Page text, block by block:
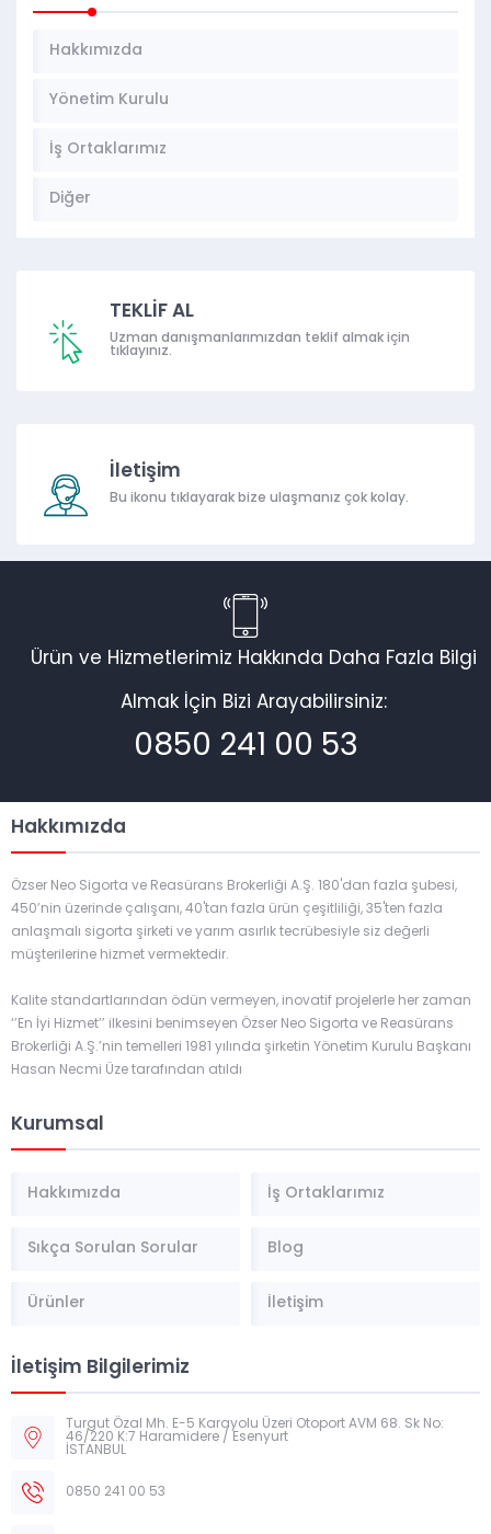
Hakkımızda
Yönetim Kurulu
İş Ortaklarımız
Diğer
TEKLİF AL
Uzman danışmanlarımızdan teklif almak için
tıklayınız.
İletişim
Bu ikonu tıklayarak bize ulaşmanız çok kolay.
Ürün ve Hizmetlerimiz Hakkında Daha Fazla Bilgi
Almak İçin Bizi Arayabilirsiniz:
0850 241 00 53
Hakkımızda
Özser Neo Sigorta ve Reasürans Brokerliği A.Ş. 180'dan fazla şubesi,
450’nin üzerinde çalışanı, 40'tan fazla ürün çeşitliliği, 35'ten fazla
anlaşmalı sigorta şirketi ve yarım asırlık tecrübesiyle siz değerli
müşterilerine hizmet vermektedir.
Kalite standartlarından ödün vermeyen, inovatif projelerle her zaman
‘’En İyi Hizmet’’ ilkesini benimseyen Özser Neo Sigorta ve Reasürans
Brokerliği A.Ş.’nin temelleri 1981 yılında şirketin Yönetim Kurulu Başkanı
Hasan Necmi Üze tarafından atıldı
Kurumsal
Hakkımızda İş Ortaklarımız
Sıkça Sorulan Sorular Blog
Ürünler İletişim
İletişim Bilgilerimiz
Turgut Özal Mh. E-5 Karayolu Üzeri Otoport AVM 68. Sk No:
46/220 K:7 Haramidere / Esenyurt
İSTANBUL
0850 241 00 53